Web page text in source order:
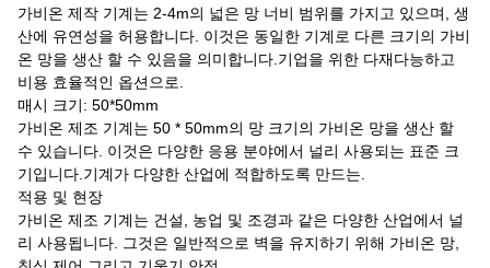
가비온 제작 기계는 2-4m의 넓은 망 너비 범위를 가지고 있으며, 생
산에 유연성을 허용합니다. 이것은 동일한 기계로 다른 크기의 가비
온 망을 생산 할 수 있음을 의미합니다.기업을 위한 다재다능하고
비용 효율적인 옵션으로.
매시 크기: 50*50mm
가비온 제조 기계는 50 * 50mm의 망 크기의 가비온 망을 생산 할
수 있습니다. 이것은 다양한 응용 분야에서 널리 사용되는 표준 크
기입니다.기계가 다양한 산업에 적합하도록 만드는.
적용 및 현장
가비온 제조 기계는 건설, 농업 및 조경과 같은 다양한 산업에서 널
리 사용됩니다. 그것은 일반적으로 벽을 유지하기 위해 가비온 망,